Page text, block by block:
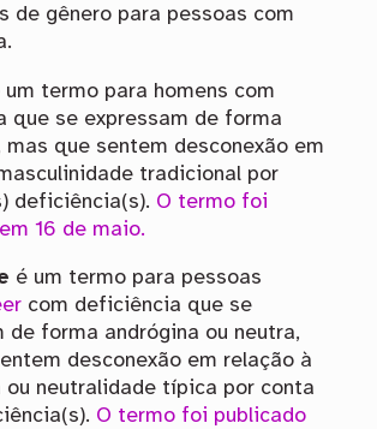
de gênero para pessoas com
um termo para homens com
que se expressam de forma
mas que sentem desconexão em
tradicional por
deficiência(s). O termo foi
16 de maio.
é um termo para pessoas
com deficiência que se
de forma andrógina ou neutra,
desconexão em relação à
ou neutralidade típica por conta
O termo foi publicado